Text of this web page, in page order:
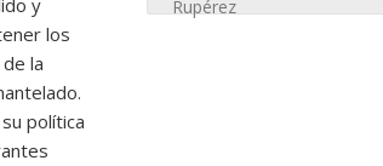
y
los
la
política